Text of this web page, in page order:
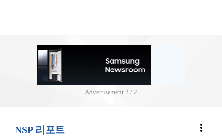
Advertisement 2 / 2
NSP 리포트 more_vert